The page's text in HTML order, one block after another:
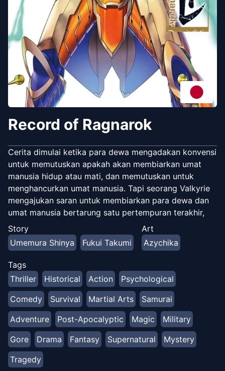
Record of Ragnarok
Cerita dimulai ketika para dewa mengadakan konvensi
untuk memutuskan apakah akan membiarkan umat
manusia hidup atau mati, dan memutuskan untuk
menghancurkan umat manusia. Tapi seorang Valkyrie
mengajukan saran untuk membiarkan para dewa dan
umat manusia bertarung satu pertempuran terakhir,
sebagai harapan terakhir untuk kelangsungan hidup
umat manusia. 13 dewa akan bertarung melawan 13
juara manusia dalam pertempuran satu lawan satu
untuk memutuskan apakah umat manusia hidup atau
mati.
Story
Umemura Shinya
Fukui Takumi
Art
Azychika
Tags
Thriller
Historical Action
Psychological
Comedy
Survival Martial Arts
Samurai
Adventure
Post-Apocalyptic Magic
Military
Gore
Drama Fantasy Supernatural
Mystery
Tragedy